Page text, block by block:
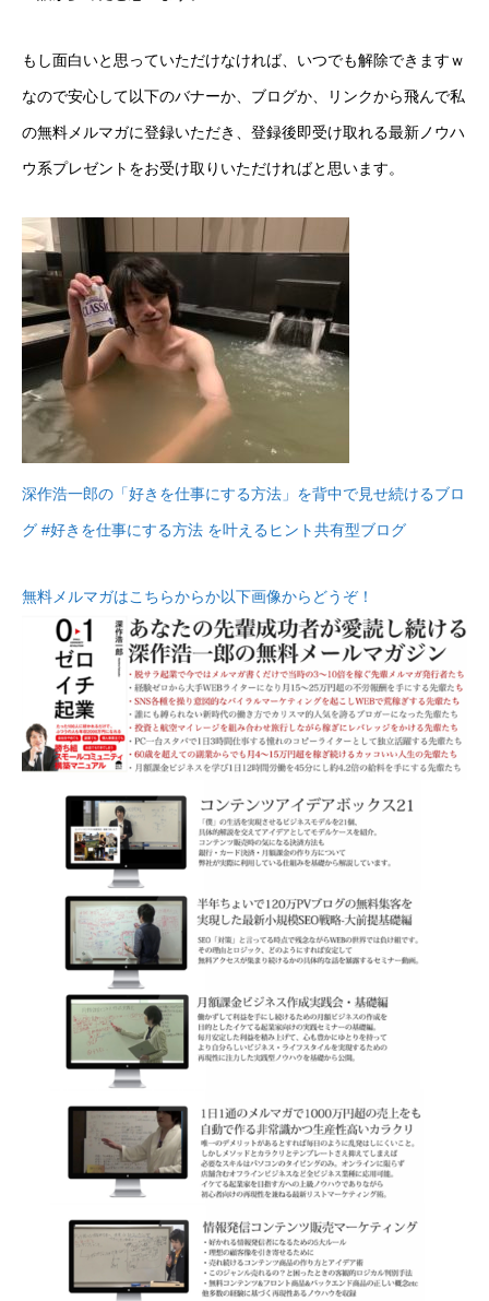
無料で登録したい企業様はこちら
メディア取材受付口はこちら
北海道最強のビジネス課題解決コミュニティ【北海道オ
ンラインアジト】
無料で登録したい企業様はこちら メディア取材受付口はこちら
もし面白いと思っていただけなければ、いつでも解除できますｗ
なので安心して以下のバナーか、ブログか、リンクから飛んで私
の無料メルマガに登録いただき、登録後即受け取れる最新ノウハ
ウ系プレゼントをお受け取りいただければと思います。
深作浩一郎の「好きを仕事にする方法」を背中で見せ続けるブロ
グ #好きを仕事にする方法 を叶えるヒント共有型ブログ
無料メルマガはこちらからか以下画像からどうぞ！